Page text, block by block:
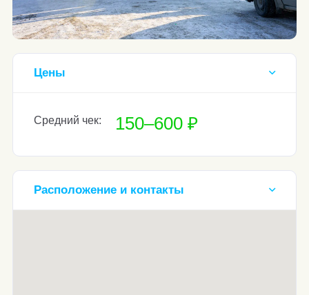
Цены
Средний чек: 150–600 ₽
Расположение и контакты